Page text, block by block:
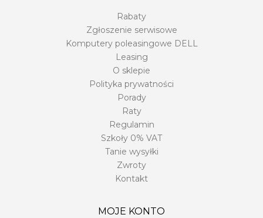
Rabaty
Zgłoszenie serwisowe
Komputery poleasingowe DELL
Leasing
O sklepie
Polityka prywatności
Porady
Raty
Regulamin
Szkoły 0% VAT
Tanie wysyłki
Zwroty
Kontakt
MOJE KONTO